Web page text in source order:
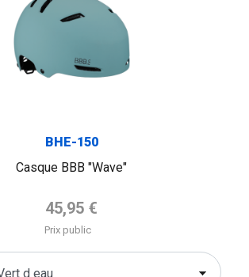
BHE-150
Casque BBB "Wave"
Prix de base
45,95 €
Prix public